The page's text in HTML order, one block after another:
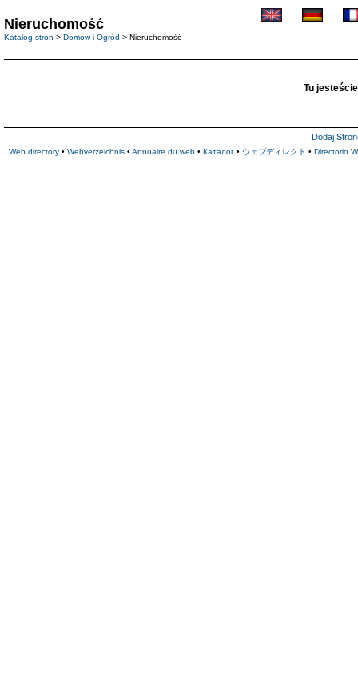
Nieruchomość
Katalog stron > Domow i Ogród > Nieruchomość
Tu
Dodaj
Web directory • Webverzeichnis • Annuaire du web • Каталог • ウェブディレクト • Directorio